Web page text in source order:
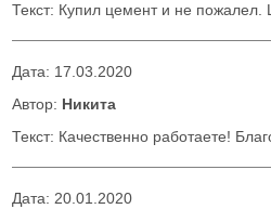
Текст: Купил цемент и не пожалел.
Дата: 17.03.2020
Автор: Никита
Текст: Качественно работаете!
Дата: 20.01.2020